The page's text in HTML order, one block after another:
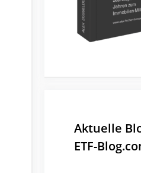
Aktuelle
ETF-